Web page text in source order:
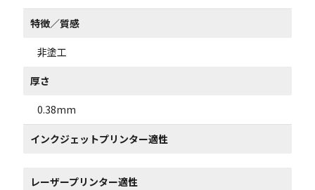
特徴／質感
非塗工
厚さ
0.38mm
インクジェットプリンター適性
レーザープリンター適性